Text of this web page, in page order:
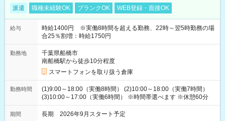
派遣 職種未経験OK ブランクOK WEB登録・面接OK
給与
時給1400円 ※実働8時間を超える勤務、22時～翌5時勤務の場
合25％割増：時給1750円
勤務地
千葉県船橋市
南船橋駅から徒歩10分程度
スマートフォンを取り扱う倉庫
勤務時間
(1)9:00～18:00（実働8時間） (2)10:00～18:00（実働7時間）
(3)10:00～17:00（実働6時間） ※時間帯選べます ※休憩60分
期間 長期 2026年9月スタート予定